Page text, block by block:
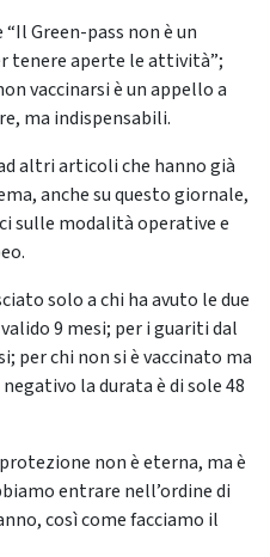
Green-pass non è un
tenere aperte le attività”;
vaccinarsi è un appello a
ma indispensabili.
altri articoli che hanno già
anche su questo giornale,
sulle modalità operative e
solo a chi ha avuto le due
9 mesi; per i guariti dal
per chi non si è vaccinato ma
la durata è di sole 48
non è eterna, ma è
entrare nell’ordine di
così come facciamo il